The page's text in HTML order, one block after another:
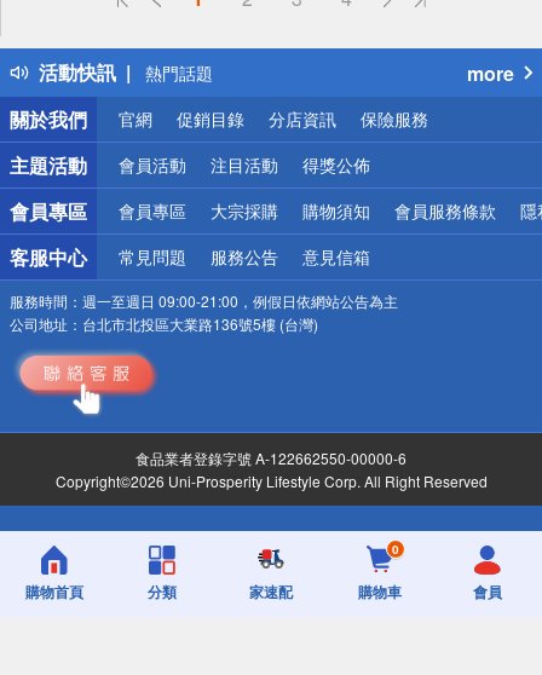
活動快訊
得獎公告
熱門話題
銀行優惠
偏遠地區配送
詐騙網頁！請小心！
more
關於我們
官網 促銷目錄 分店資訊 保險服務
主題活動 會員活動 注目活動 得獎公佈
會員專區 會員專區 大宗採購 購物須知 會員服務條款 隱
客服中心 常見問題 服務公告 意見信箱
服務時間： 週一至週日 09:00-21:00，例假日依網站公告為主
公司地址： 台北市北投區大業路136號5樓 (台灣)
食品業者登錄字號 A-122662550-00000-6
Copyright©2026 Uni-Prosperity Lifestyle Corp. All Right Reserved
購物首頁 分類 家速配
0
購物車 會員